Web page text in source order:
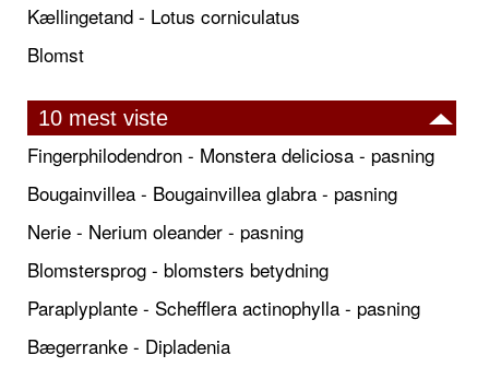
Kællingetand - Lotus corniculatus
Blomst
10 mest viste
Fingerphilodendron - Monstera deliciosa - pasning
Bougainvillea - Bougainvillea glabra - pasning
Nerie - Nerium oleander - pasning
Blomstersprog - blomsters betydning
Paraplyplante - Schefflera actinophylla - pasning
Bægerranke - Dipladenia